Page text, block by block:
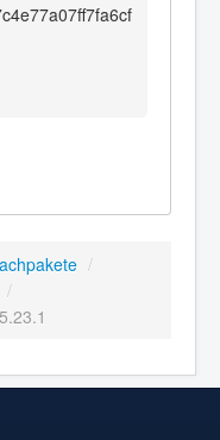
/
/